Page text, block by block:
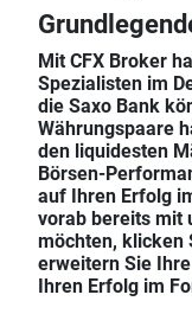
Mit CFX Broker
Spezialisten im
die Saxo Bank
Währungspaare
den liquidesten
Börsen-
auf Ihren Erfolg
vorab bereits mit
möchten, klicken
erweitern Sie
Ihren Erfolg im